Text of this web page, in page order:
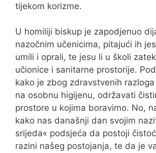
tijekom korizme.
U homiliji biskup je zapodjenuo
nazočnim učenicima, pitajući ih
umili i oprali, te jesu li u školi
učionice i sanitarne prostorije.
kako je zbog zdravstvenih
na osobnu higijenu, održavati
prostore u kojima boravimo. No,
kako nas današnji dan svojim
srijeda« podsjeća da postoji
razini našeg postojanja, te da je